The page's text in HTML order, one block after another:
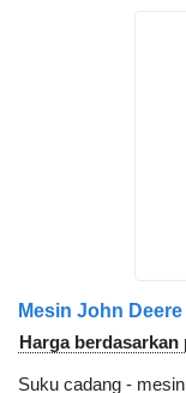
Mesin John
Harga berdasarkan
Suku cadang - mesin